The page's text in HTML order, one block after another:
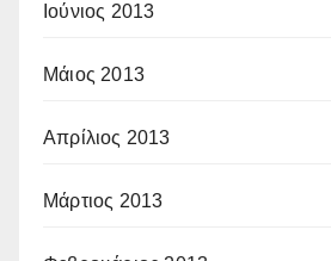
Ιούνιος 2013
Μάιος 2013
Απρίλιος 2013
Μάρτιος 2013